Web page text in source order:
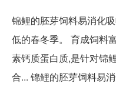
锦鲤的胚芽饲料易消化
低的春冬季。 育成饲料
素钙质蛋白质,是针对锦
合... 锦鲤的胚芽饲料易